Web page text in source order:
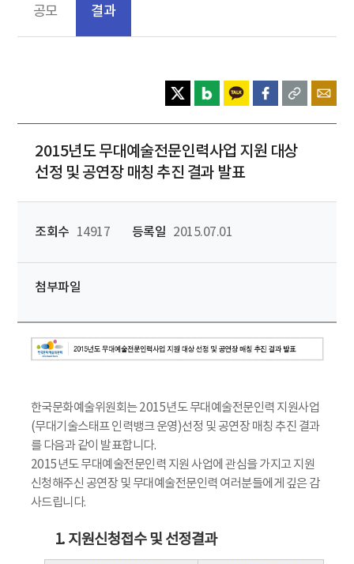
공모 결과
2015년도 무대예술전문인력사업 지원 대상
선정 및 공연장 매칭 추진 결과 발표
조회수 14917 등록일 2015.07.01
첨부파일
한국문화예술위원회는 2015년도 무대예술전문인력 지원사업
(무대기술스태프 인력뱅크 운영)선정 및 공연장 매칭 추진 결과
를 다음과 같이 발표합니다.
2015년도 무대예술전문인력 지원 사업에 관심을 가지고 지원
신청해주신 공연장 및 무대예술전문인력 여러분들에게 깊은 감
사드립니다.
1. 지원신청접수 및 선정결과